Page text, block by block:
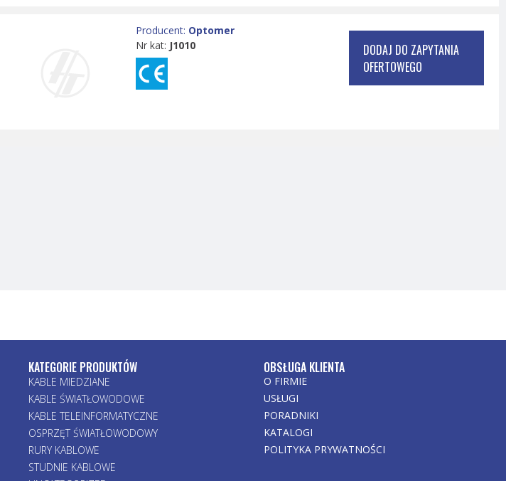
Producent: Optomer
Nr kat: J1010
DODAJ DO ZAPYTANIA
OFERTOWEGO
KATEGORIE PRODUKTÓW
KABLE MIEDZIANE
KABLE ŚWIATŁOWODOWE
KABLE TELEINFORMATYCZNE
OSPRZĘT ŚWIATŁOWODOWY
RURY KABLOWE
STUDNIE KABLOWE
OBSŁUGA KLIENTA
O FIRMIE
USŁUGI
PORADNIKI
KATALOGI
POLITYKA PRYWATNOŚCI